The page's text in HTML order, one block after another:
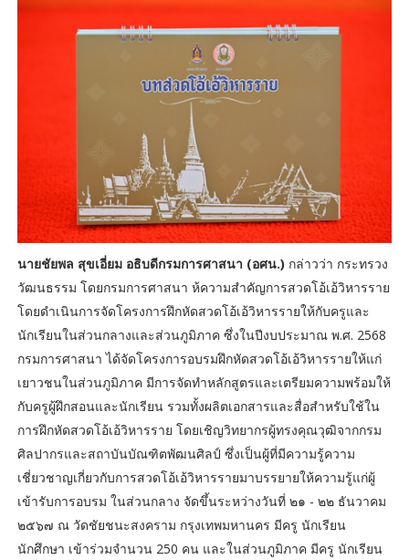
นายชัยพล สุขเอี่ยม อธิบดีกรมการศาสนา (อศน.) กล่าวว่า กระทรวง
วัฒนธรรม โดยกรมการศาสนา ห้ความสำคัญการสวดโอ้เอ้วิหารราย
โดยดำเนินการจัดโครงการฝึกหัดสวดโอ้เอ้วิหารรายให้กับครูและ
นักเรียนในส่วนกลางและส่วนภูมิภาค ซึ่งในปีงบประมาณ พ.ศ. 2568
กรมการศาสนา ได้จัดโครงการอบรมฝึกหัดสวดโอ้เอ้วิหารรายให้แก่
เยาวชนในส่วนภูมิภาค มีการจัดทำหลักสูตรและเตรียมความพร้อมให้
กับครูผู้ฝึกสอนและนักเรียน รวมทั้งผลิตเอกสารและสื่อสำหรับใช้ใน
การฝึกหัดสวดโอ้เอ้วิหารราย โดยเชิญวิทยากรผู้ทรงคุณวุฒิจากกรม
ศิลปากรและสถาบันบัณฑิตพัฒนศิลป์ ซึ่งเป็นผู้ที่มีความรู้ความ
เชี่ยวชาญเกี่ยวกับการสวดโอ้เอ้วิหารรายมาบรรยายให้ความรู้แก่ผู้
เข้ารับการอบรม ในส่วนกลาง จัดขึ้นระหว่างวันที่ ๒๑ - ๒๒ ธันวาคม
๒๕๖๗ ณ วัดชัยชนะสงคราม กรุงเทพมหานคร มีครู นักเรียน
นักศึกษา เข้าร่วมจำนวน 250 คน และในส่วนภูมิภาค มีครู นักเรียน